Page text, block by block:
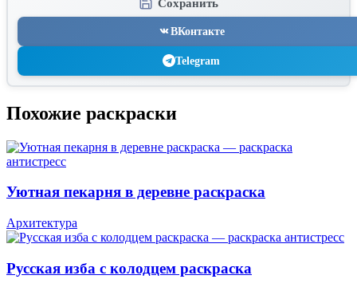
ВКонтакте
Telegram
Похожие раскраски
Уютная пекарня в деревне раскраска
Архитектура
Русская изба с колодцем раскраска